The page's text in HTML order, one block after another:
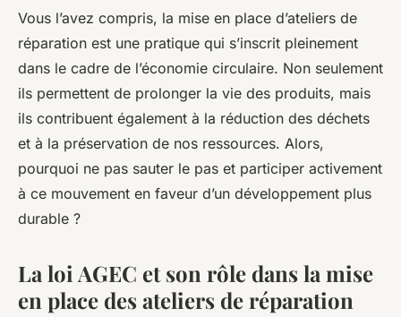
Vous l’avez compris, la mise en place d’ateliers de
réparation est une pratique qui s’inscrit pleinement
dans le cadre de l’économie circulaire. Non seulement
ils permettent de prolonger la vie des produits, mais
ils contribuent également à la réduction des déchets
et à la préservation de nos ressources. Alors,
pourquoi ne pas sauter le pas et participer activement
à ce mouvement en faveur d’un développement plus
durable ?
La loi AGEC et son rôle dans la mise
en place des ateliers de réparation